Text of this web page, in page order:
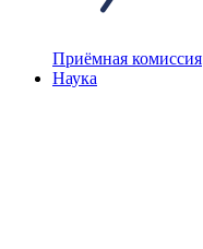
Приёмная комиссия
Наука